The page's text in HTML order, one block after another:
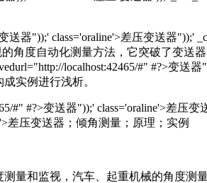
器"));' class='oraline'>差压变送器"));'
度自动化测量方法，它突破了变送器
localhost:42465/#" #?>变
实例进行浅析。
#?>变送器"));' class='oraline'>差压变
差压变送器；倾角测量；原理；实例
量和监视，汽车、起重机械的角度测